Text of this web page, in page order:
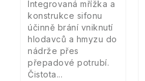
Integrovaná mřížka a
konstrukce sifonu
účinně brání vniknutí
hlodavců a hmyzu do
nádrže přes
přepadové potrubí.
Čistota...